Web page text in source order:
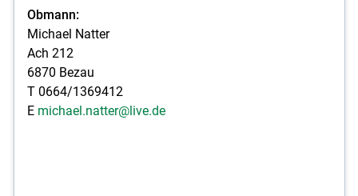
Obmann:
Michael Natter
Ach 212
6870 Bezau
T 0664/1369412
E michael.natter@live.de